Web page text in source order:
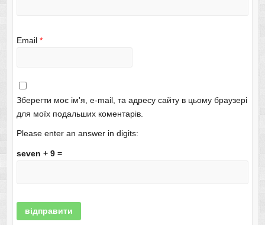
Email *
Зберегти моє ім'я, e-mail, та адресу сайту в цьому браузері
для моїх подальших коментарів.
Please enter an answer in digits:
seven + 9 =